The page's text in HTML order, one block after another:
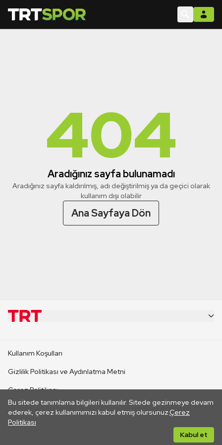
404
Aradığınız sayfa bulunamadı
Aradığınız sayfa kaldırılmış, adı değiştirilmiş ya da geçici olarak
kullanım dışı olabilir
Ana Sayfaya Dön
Bu sitede tanımlama bilgileri kullanılır. Sitede gezinmeye devam
ederek, çerez kullanımımızı kabul etmiş olursunuz.Çerez
Politikası
Kabul et
CANLI YAYINLAR
Kullanım Koşulları
Gizlilik Politikası ve Aydınlatma Metni
Çerez Politikası
İletişim
Her hakkı saklıdır. ©2026 TRT. Bağlantı yoluyla gidilen dış